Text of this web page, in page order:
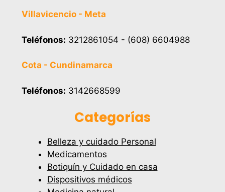
Villavicencio - Meta
Teléfonos: 3212861054 - (608) 6604988
Cota - Cundinamarca
Teléfonos: 3142668599
Categorías
Belleza y cuidado Personal
Medicamentos
Botiquín y Cuidado en casa
Dispositivos médicos